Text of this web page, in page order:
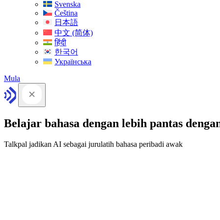
Svenska
Čeština
日本語
中文 (简体)
हिंदी
한국어
Українська
Mula
Belajar bahasa dengan lebih pantas
Talkpal jadikan AI sebagai jurulatih bahasa peribadi awak